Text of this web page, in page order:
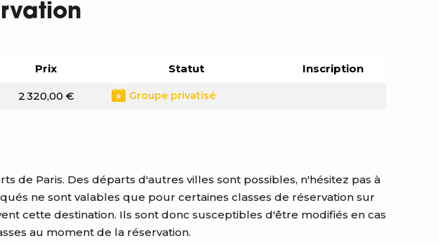
Prix Statut Inscription
2 320,00 € Groupe privatisé
de Paris. Des départs d'autres villes sont possibles, n'hésitez pas à
ne sont valables que pour certaines classes de réservation sur
cette destination. Ils sont donc susceptibles d'être modifiés en cas
au moment de la réservation.